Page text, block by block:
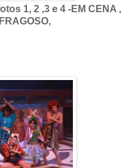
1, 2 ,3 e 4 -EM CENA ,